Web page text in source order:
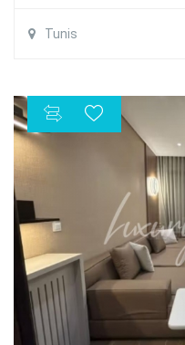
modernes et son
incluant des
des espaces de loisirs et
Le confort thermique est
système de chauffage
split. Une place de
Tunis